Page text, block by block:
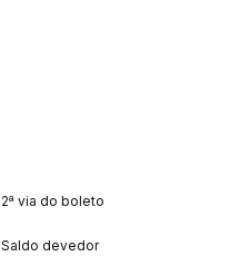
2ª via do boleto
Saldo devedor